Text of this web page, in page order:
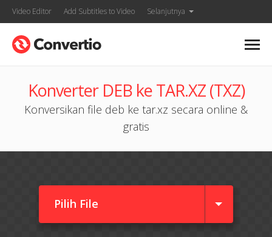
Video Editor Add Subtitles to Video Selanjutnya
Konverter DEB ke TAR.XZ (TXZ)
Konversikan file deb ke tar.xz secara online &
gratis
Pilih File